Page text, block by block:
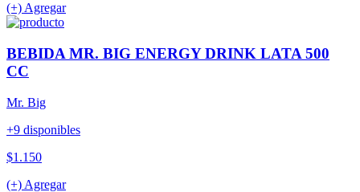
(+) Agregar
BEBIDA MR. BIG ENERGY DRINK LATA 500
CC
Mr. Big
+9 disponibles
$1.150
(+) Agregar